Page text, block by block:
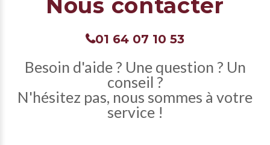
Nous contacter
01 64 07 10 53
Besoin d'aide ? Une question ? Un
conseil ?
N'hésitez pas, nous sommes à votre
service !